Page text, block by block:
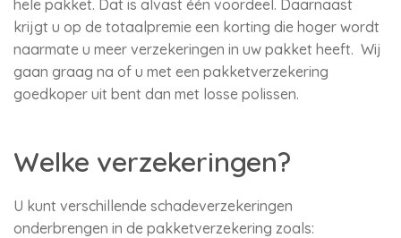
hele pakket. Dat is alvast één voordeel. Daarnaast
krijgt u op de totaalpremie een korting die hoger wordt
naarmate u meer verzekeringen in uw pakket heeft. Wij
gaan graag na of u met een pakketverzekering
goedkoper uit bent dan met losse polissen.
Welke verzekeringen?
U kunt verschillende schadeverzekeringen
onderbrengen in de pakketverzekering zoals: